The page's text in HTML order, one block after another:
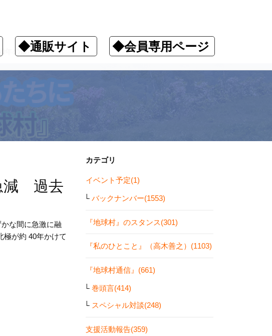
◆通販サイト ◆会員専用ページ
年の最小に
減 過去
な間に急激に融
極が約 40年かけて
カテゴリ
イベント予定(1)
バックナンバー(1553)
『地球村』のスタンス(301)
『私のひとこと』（高木善之）(1103)
『地球村通信』(661)
巻頭言(414)
スペシャル対談(248)
支援活動報告(359)